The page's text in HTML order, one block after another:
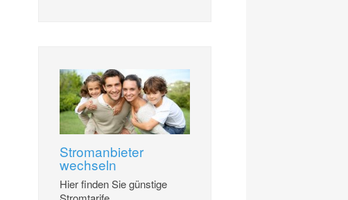
Stromanbieter
wechseln
Hier finden Sie günstige